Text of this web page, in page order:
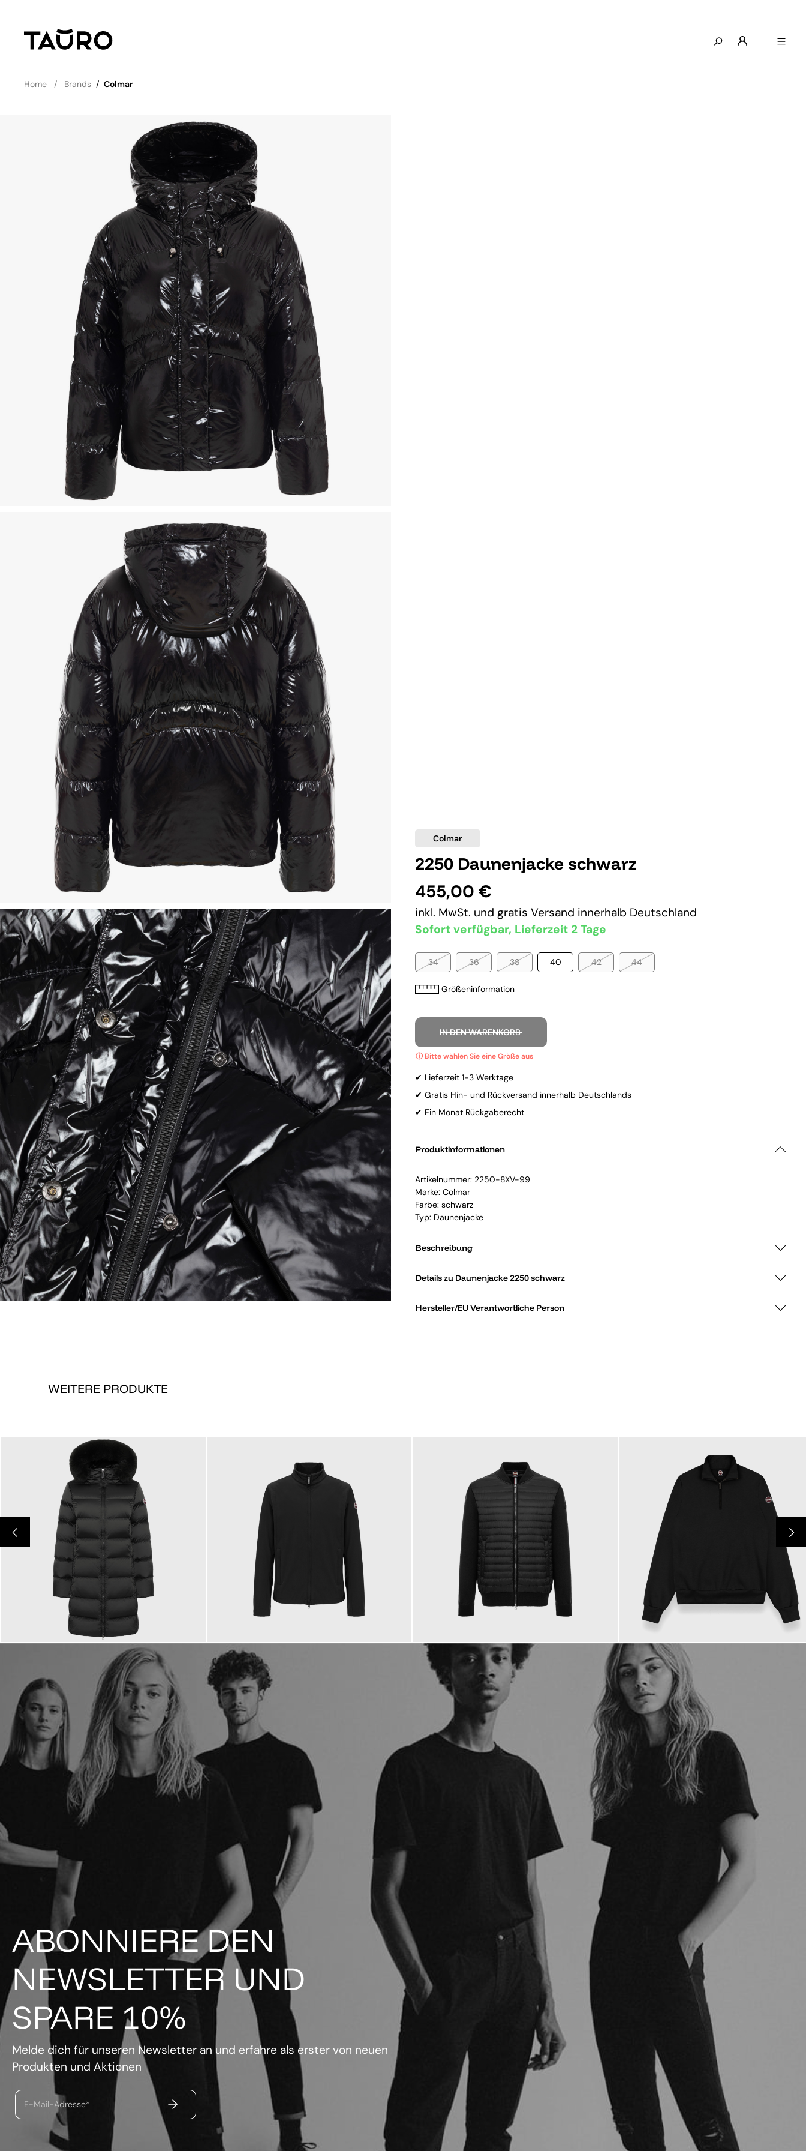
Home Brands / Colmar
Colmar
2250 Daunenjacke schwarz
455,00 €
inkl. MwSt. und gratis Versand innerhalb Deutschland
Sofort verfügbar, Lieferzeit 2 Tage
34 36 38 40 42 44
Größeninformation
IN DEN WARENKORB
✔ Lieferzeit 1-3 Werktage
✔ Gratis Hin- und Rückversand innerhalb Deutschlands
✔ Ein Monat Rückgaberecht
Produktinformationen
Artikelnummer: 2250-8XV-99
Marke: Colmar
Farbe: schwarz
Typ: Daunenjacke
Beschreibung
Details zu Daunenjacke 2250 schwarz
Hersteller/EU Verantwortliche Person
WEITERE PRODUKTE
125,00 €
ABONNIERE DEN
NEWSLETTER UND
SPARE 10%
Melde dich für unseren Newsletter an und erfahre als erster von neuen
Produkten und Aktionen
E-Mail-Adresse*